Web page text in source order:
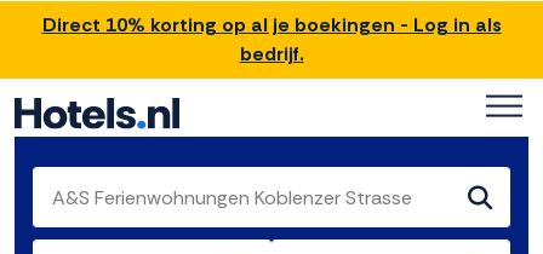
Direct 10% korting op al je boekingen - Log in als
bedrijf.